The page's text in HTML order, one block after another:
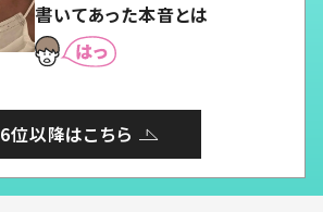
書いてあった本音とは
6位以降はこちら